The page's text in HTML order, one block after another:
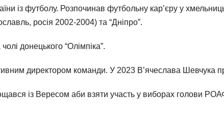
із футболу. Розпочинав футбольну кар’єру у
росія 2002-2004) та “Дніпро”.
донецького “Олімпіка”.
директором команди. У 2023 В’ячеслава Шевчука
із Вересом аби взяти участь у виборах голови